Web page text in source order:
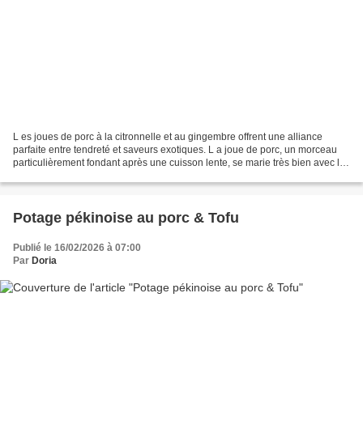
L es joues de porc à la citronnelle et au gingembre offrent une alliance
parfaite entre tendreté et saveurs exotiques. L a joue de porc, un morceau
particulièrement fondant après une cuisson lente, se marie très bien avec les
Potage pékinoise au porc & Tofu
Publié le 16/02/2026 à 07:00
Par Doria